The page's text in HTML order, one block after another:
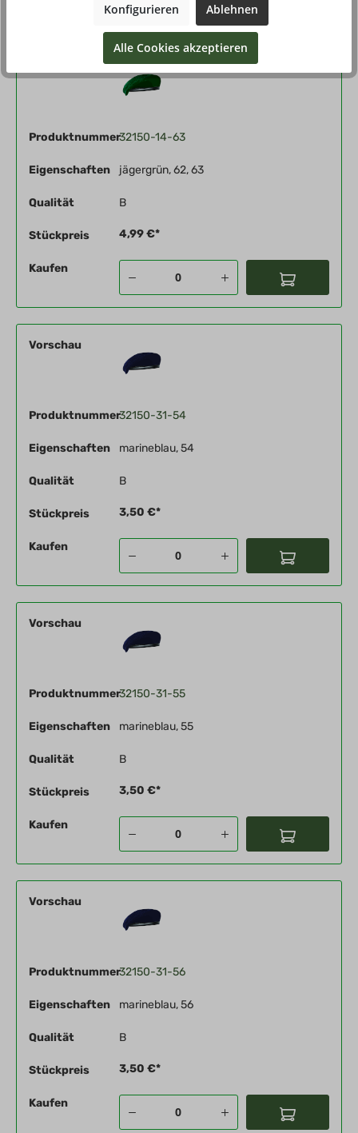
Produktnummer32150-14-63
Eigenschaften jägergrün, 62, 63
Qualität B
Stückpreis 4,99 €*
Kaufen
Vorschau
Produktnummer32150-31-54
Eigenschaften marineblau, 54
Qualität B
Stückpreis 3,50 €*
Kaufen
Vorschau
Produktnummer32150-31-55
Eigenschaften marineblau, 55
Qualität B
Stückpreis 3,50 €*
Kaufen
Vorschau
Produktnummer32150-31-56
Eigenschaften marineblau, 56
Qualität B
Stückpreis 3,50 €*
Kaufen
Konfigurieren Ablehnen
Alle Cookies akzeptieren